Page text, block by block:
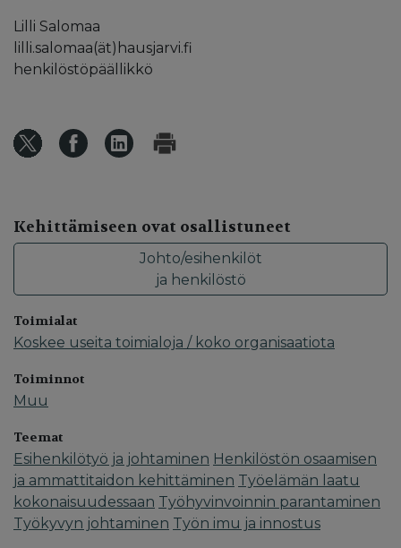
Lilli Salomaa
lilli.salomaa(ät)hausjarvi.fi
henkilöstöpäällikkö
Kehittämiseen ovat osallistuneet
Johto/esihenkilöt
ja henkilöstö
Toimialat
Koskee useita toimialoja / koko organisaatiota
Toiminnot
Muu
Teemat
Esihenkilötyö ja johtaminen Henkilöstön osaamisen
ja ammattitaidon kehittäminen Työelämän laatu
kokonaisuudessaan Työhyvinvoinnin parantaminen
Työkyvyn johtaminen Työn imu ja innostus